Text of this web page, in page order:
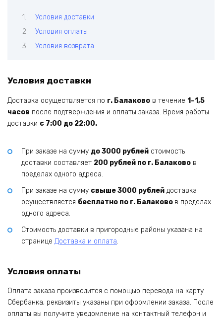
Условия доставки
Условия оплаты
Условия возврата
Условия доставки
Доставка осуществляется по г. Балаково в течение 1–1,5
часов после подтверждения и оплаты заказа. Время работы
доставки с 7:00 до 22:00.
При заказе на сумму до 3000 рублей стоимость
доставки составляет 200 рублей по г. Балаково в
пределах одного адреса.
При заказе на сумму свыше 3000 рублей доставка
осуществляется бесплатно по г. Балаково в пределах
одного адреса.
Стоимость доставки в пригородные районы указана на
странице Доставка и оплата.
Условия оплаты
Оплата заказа производится с помощью перевода на карту
Сбербанка, реквизиты указаны при оформлении заказа. После
оплаты вы получите уведомление на контактный телефон и